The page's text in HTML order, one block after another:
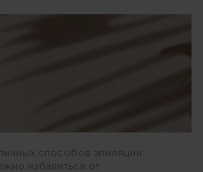
способов эпиляции
избавиться от